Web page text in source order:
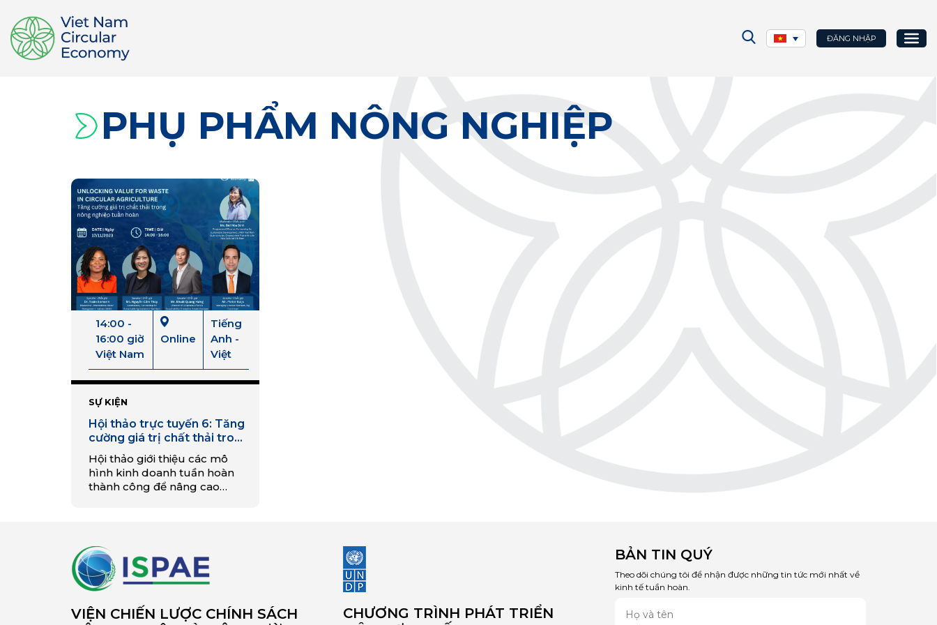
ĐĂNG NHẬP
PHỤ PHẨM NÔNG NGHIỆP
14:00 -
16:00 giờ
Việt Nam
Online
Tiếng
Anh -
Việt
SỰ KIỆN
Hội thảo trực tuyến 6: Tăng
cường giá trị chất thải trong
nông nghiệp tuần hoàn
Hội thảo giới thiệu các mô
hình kinh doanh tuần hoàn
thành công để nâng cao
một ngành nông nghiệp bền
vững và hiệu quả hơn.
VIỆN CHIẾN LƯỢC CHÍNH SÁCH
CHƯƠNG TRÌNH PHÁT TRIỂN
BẢN TIN QUÝ
Theo dõi chúng tôi để nhận được những tin tức mới nhất về
kinh tế tuần hoàn.